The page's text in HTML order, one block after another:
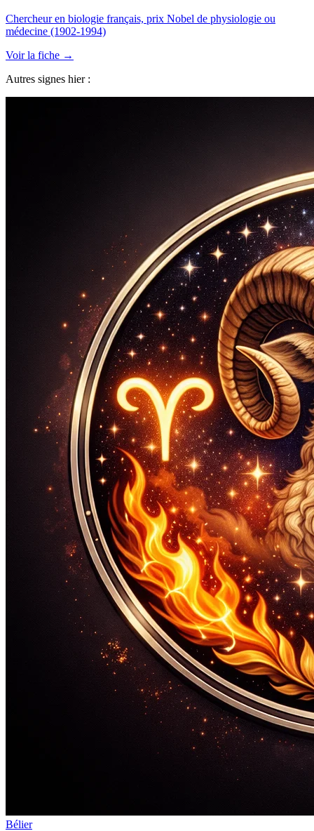
Chercheur en biologie français, prix Nobel de physiologie ou
médecine (1902-1994)
Voir la fiche →
Autres signes hier :
Bélier